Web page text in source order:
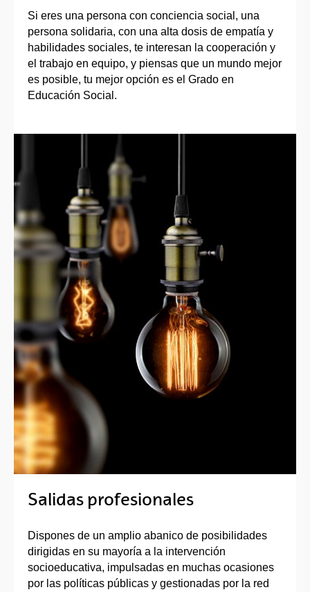
Si eres una persona con conciencia social, una
persona solidaria, con una alta dosis de empatía y
habilidades sociales, te interesan la cooperación y
el trabajo en equipo, y piensas que un mundo mejor
es posible, tu mejor opción es el Grado en
Educación Social.
Salidas profesionales
Dispones de un amplio abanico de posibilidades
dirigidas en su mayoría a la intervención
socioeducativa, impulsadas en muchas ocasiones
por las políticas públicas y gestionadas por la red